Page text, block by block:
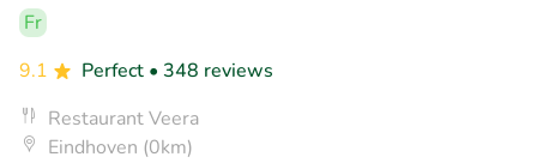
Fr
9.1
Perfect • 348 reviews
Restaurant Veera
Eindhoven (0km)